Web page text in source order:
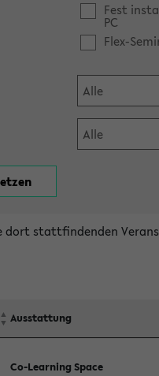
Fest
PC
Flex-
dort stattfindenden
Ausstattung
Co-Learning Space